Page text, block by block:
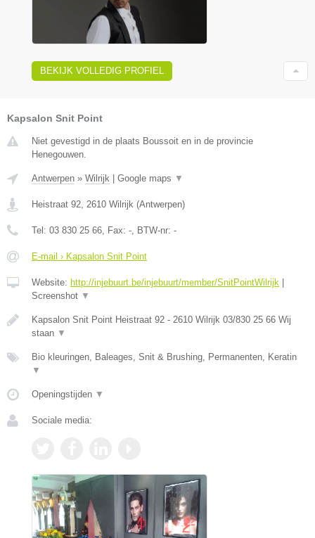
BEKIJK VOLLEDIG PROFIEL
Kapsalon Snit Point
Niet gevestigd in de plaats Boussoit en in de provincie
Henegouwen.
Antwerpen » Wilrijk | Google maps ▼
Heistraat 92 2610 Wilrijk (Antwerpen)
Tel: 03 830 25 66 , Fax: - , BTW-nr: -
E-mail › Kapsalon Snit Point
Website: http://injebuurt.be/injebuurt/member/SnitPointWilrijk |
Screenshot ▼
Kapsalon Snit Point Heistraat 92 - 2610 Wilrijk 03/830 25 66 Wij
staan ▼
Bio kleuringen, Baleages, Snit & Brushing, Permanenten, Keratin
▼
Openingstijden ▼
Sociale media: